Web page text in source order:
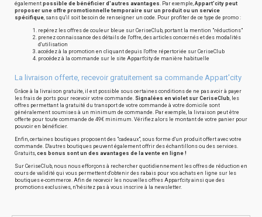
également possible de bénéficier d'autres avantages. Par exemple, Appart'city peut
proposer une offre promotionnelle temporaire sur un produit ou un service
spécifique, sans qu'il soit besoin de renseigner un code. Pour profiter de ce type de promo :
repérez les offres de couleur bleue sur CeriseClub, portant la mention "réductions"
prenez connaissance des détails de l'offre, des articles concernés et des modalités
d'utilisation
accédez à la promotion en cliquant depuis l'offre répertoriée sur CeriseClub
procédez à la commande sur le site Appart'city de manière habituelle
La livraison offerte, recevoir gratuitement sa commande Appart'city
Grâce à la livraison gratuite, il est possible sous certaines conditions de ne pas avoir à payer
les frais de ports pour recevoir votre commande. Signalées en violet sur CeriseClub, les
offres permettant la gratuité du transport de votre commande à votre domicile sont
généralement soumises à un minimum de commande. Par exemple, la livraison peut être
offerte pour toute commande de 49€ minimum. Vérifiez alors le montant de votre panier pour
pouvoir en bénéficier.
Enfin, certaines boutiques proposent des "cadeaux", sous forme d'un produit offert avec votre
commande. D'autres boutiques peuvent également offrir des échantillons ou des services.
Gratuits, ces bonus sont un des avantages de la vente en ligne !
Sur CeriseClub, nous nous efforçons à rechercher quotidiennement les offres de réduction en
cours de validité qui vous permettent d'obtenir des rabais pour vos achats en ligne sur les
boutiques e-commerce. Afin de recevoir les nouvelles offres Appart'city ainsi que des
promotions exclusives, n'hésitez pas à vous inscrire à la newsletter.